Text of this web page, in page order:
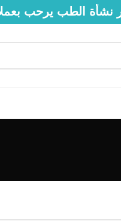
الطب يرحب بعملائنا